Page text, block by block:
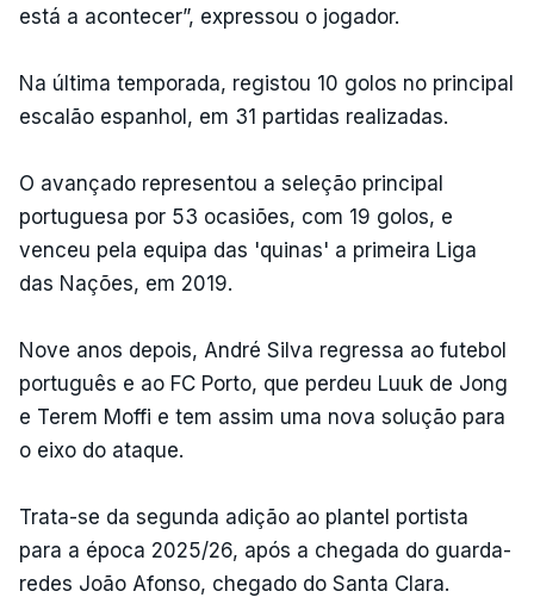
está a acontecer”, expressou o jogador.
Na última temporada, registou 10 golos no principal
escalão espanhol, em 31 partidas realizadas.
O avançado representou a seleção principal
portuguesa por 53 ocasiões, com 19 golos, e
venceu pela equipa das 'quinas' a primeira Liga
das Nações, em 2019.
Nove anos depois, André Silva regressa ao futebol
português e ao FC Porto, que perdeu Luuk de Jong
e Terem Moffi e tem assim uma nova solução para
o eixo do ataque.
Trata-se da segunda adição ao plantel portista
para a época 2025/26, após a chegada do guarda-
redes João Afonso, chegado do Santa Clara.